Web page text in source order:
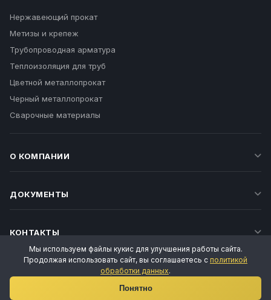
Нержавеющий прокат
Метизы и крепеж
Трубопроводная арматура
Теплоизоляция для труб
Цветной металлопрокат
Черный металлопрокат
Сварочные материалы
О КОМПАНИИ
ДОКУМЕНТЫ
КОНТАКТЫ
Мы используем файлы кукис для улучшения работы сайта.
Продолжая использовать сайт, вы соглашаетесь с политикой
обработки данных.
Понятно